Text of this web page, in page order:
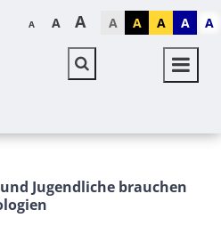
A A A A A A A A
Jugendliche brauchen